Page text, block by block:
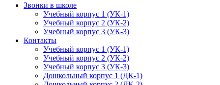
Звонки в школе
Учебный корпус 1 (УК-1)
Учебный корпус 2 (УК-2)
Учебный корпус 3 (УК-3)
Контакты
Учебный корпус 1 (УК-1)
Учебный корпус 2 (УК-2)
Учебный корпус 3 (УК-3)
Дошкольный корпус 1 (ДК-1)